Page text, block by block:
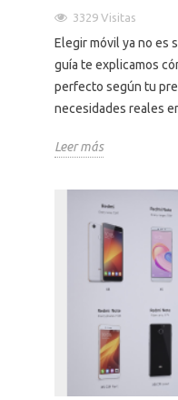
3329 Visitas
Elegir móvil ya no es
guía te explicamos
perfecto según tu
necesidades reales
Leer más